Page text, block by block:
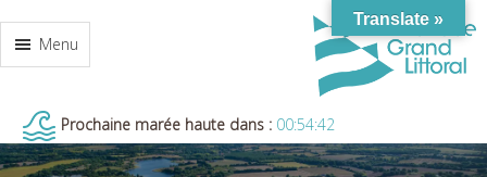
Menu
Prochaine marée haute dans : 00:54:41
Translate »